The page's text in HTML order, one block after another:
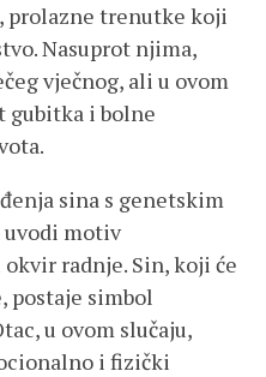
prolazne trenutke koji
Nasuprot njima,
vječnog, ali u ovom
gubitka i bolne
sina s genetskim
uvodi motiv
radnje. Sin, koji će
postaje simbol
u ovom slučaju,
i fizički